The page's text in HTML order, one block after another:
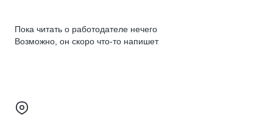
Пока читать о работодателе нечего
Возможно, он скоро что‑то напишет